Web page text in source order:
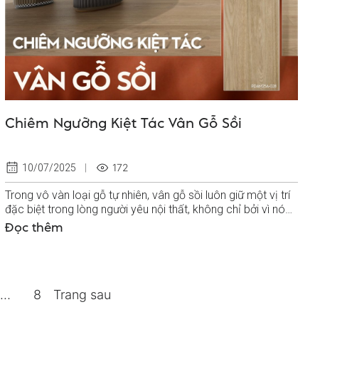
Chiêm Ngưỡng Kiệt Tác Vân Gỗ Sồi
10/07/2025 172
Trong vô vàn loại gỗ tự nhiên, vân gỗ sồi luôn giữ một vị trí
đặc biệt trong lòng người yêu nội thất, không chỉ bởi vì nó
sở hữu...
Đọc thêm
… 8 Trang sau